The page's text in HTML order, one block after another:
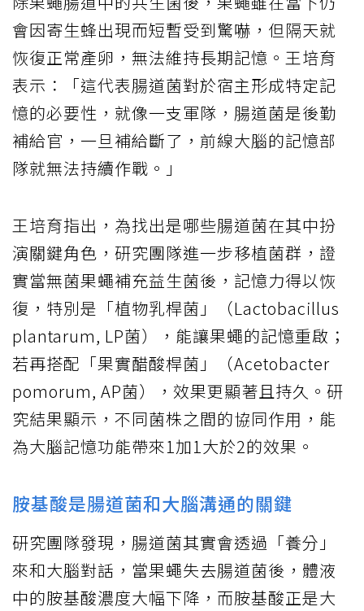
會因寄生蜂出現而短暫受到驚嚇，但隔天就
恢復正常產卵，無法維持長期記憶。王培育
表示：「這代表腸道菌對於宿主形成特定記
憶的必要性，就像一支軍隊，腸道菌是後勤
補給官，一旦補給斷了，前線大腦的記憶部
隊就無法持續作戰。」
王培育指出，為找出是哪些腸道菌在其中扮
演關鍵角色，研究團隊進一步移植菌群，證
實當無菌果蠅補充益生菌後，記憶力得以恢
復，特別是「植物乳桿菌」（Lactobacillus
plantarum, LP菌），能讓果蠅的記憶重啟；
若再搭配「果實醋酸桿菌」（Acetobacter
pomorum, AP菌），效果更顯著且持久。研
究結果顯示，不同菌株之間的協同作用，能
為大腦記憶功能帶來1加1大於2的效果。
胺基酸是腸道菌和大腦溝通的關鍵
研究團隊發現，腸道菌其實會透過「養分」
來和大腦對話，當果蠅失去腸道菌後，體液
中的胺基酸濃度大幅下降，而胺基酸正是大